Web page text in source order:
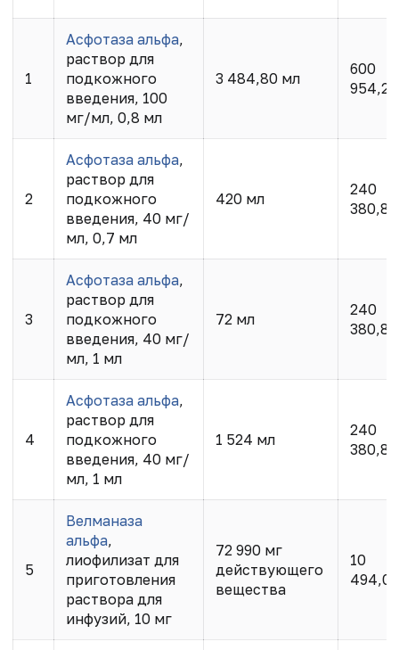
1
Асфотаза альфа,
раствор для
подкожного
введения, 100
мг/мл, 0,8 мл
3 484,80 мл
600
954,20
2
Асфотаза альфа,
раствор для
подкожного
введения, 40 мг/
мл, 0,7 мл
420 мл
240
380,80
3
Асфотаза альфа,
раствор для
подкожного
введения, 40 мг/
мл, 1 мл
72 мл
240
380,80
4
Асфотаза альфа,
раствор для
подкожного
введения, 40 мг/
мл, 1 мл
1 524 мл
240
380,80
5
Велманаза
альфа,
лиофилизат для
приготовления
раствора для
инфузий, 10 мг
72 990 мг
действующего
вещества
10
494,00